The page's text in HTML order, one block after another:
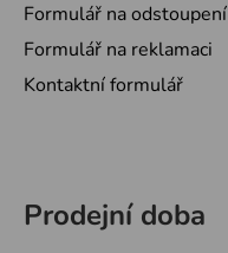
Formulář na odstoupení
Formulář na reklamaci
Kontaktní formulář
Prodejní doba